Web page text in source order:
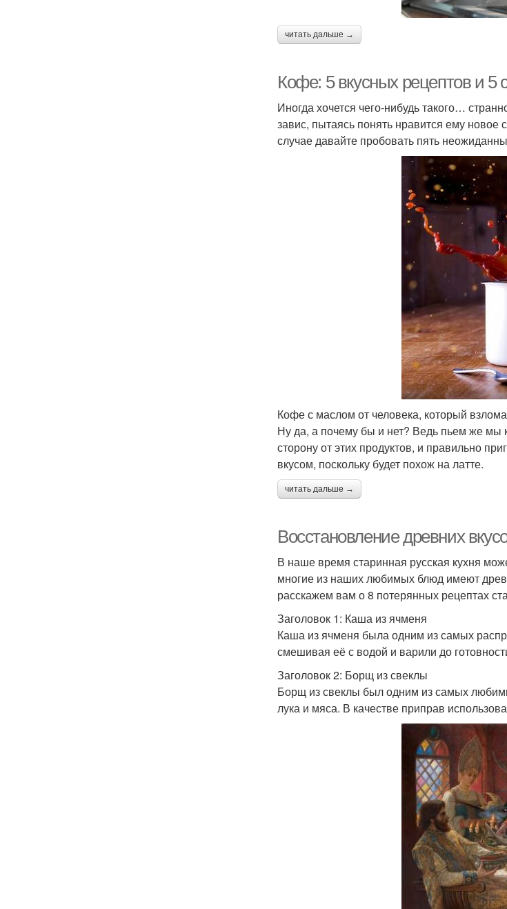
читать дальше →
Кофе: 5 вкусных рецептов и 5
Иногда хочется чего-нибудь такого…
завис, пытаясь понять нравится ему новое
случае давайте пробовать пять
Кофе с маслом от человека, который
Ну да, а почему бы и нет? Ведь пьем же мы
сторону от этих продуктов, и правильно
вкусом, поскольку будет похож на латте.
читать дальше →
Восстановление древних
В наше время старинная русская кухня
многие из наших любимых блюд имеют
расскажем вам о 8 потерянных рецептах
Заголовок 1: Каша из ячменя
Каша из ячменя была одним из самых
смешивая её с водой и варили до
Заголовок 2: Борщ из свеклы
Борщ из свеклы был одним из самых
лука и мяса. В качестве приправ